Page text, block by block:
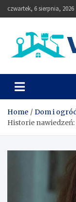
to
czwartek, 6 sierpnia, 2026
Vetdom
Home
Dom i
Historie